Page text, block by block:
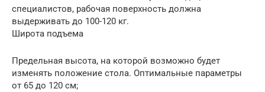
специалистов, рабочая поверхность должна
выдерживать до 100-120 кг.
Широта подъема
Предельная высота, на которой возможно будет
изменять положение стола. Оптимальные параметры
от 65 до 120 см;